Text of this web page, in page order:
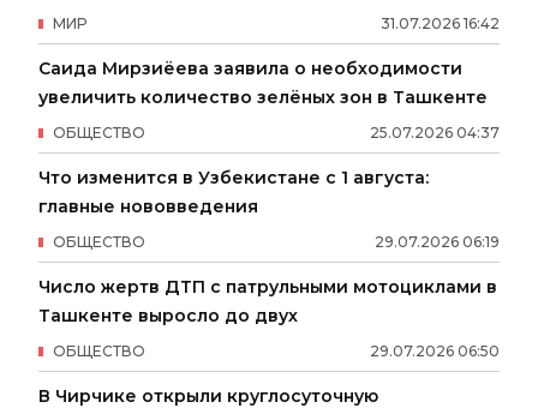
31.07.2026 16:42
МИР
Саида Мирзиёева заявила о необходимости
увеличить количество зелёных зон в Ташкенте
25.07.2026 04:37
ОБЩЕСТВО
Что изменится в Узбекистане с 1 августа:
главные нововведения
29.07.2026 06:19
ОБЩЕСТВО
Число жертв ДТП с патрульными мотоциклами в
Ташкенте выросло до двух
29.07.2026 06:50
ОБЩЕСТВО
В Чирчике открыли круглосуточную